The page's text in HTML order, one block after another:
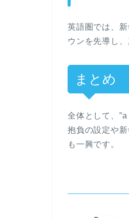
英語圏では、
ウンを先導し
まとめ
全体として、
抱負の設定や
も一興です。